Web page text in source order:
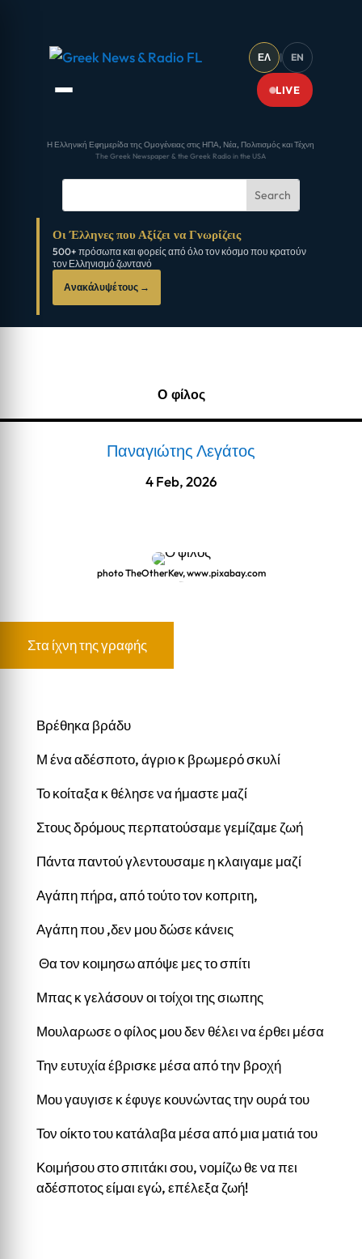
ΕΛ | EN
LIVE
Η Ελληνική Εφημερίδα της Ομογένειας στις ΗΠΑ, Νέα, Πολιτισμός και Τέχνη
The Greek Newspaper & the Greek Radio in the USA
Οι Έλληνες που Αξίζει να Γνωρίζεις
500+ πρόσωπα και φορείς από όλο τον κόσμο που κρατούν
τον Ελληνισμό ζωντανό
Ανακάλυψέ τους →
Ο φίλος
Παναγιώτης Λεγάτος
4 Feb, 2026
photo TheOtherKev, www.pixabay.com
Στα ίχνη της γραφής
Βρέθηκα βράδυ
Μ ένα αδέσποτο, άγριο κ βρωμερό σκυλί
Το κοίταξα κ θέλησε να ήμαστε μαζί
Στους δρόμους περπατούσαμε γεμίζαμε ζωή
Πάντα παντού γλεντουσαμε η κλαιγαμε μαζί
Αγάπη πήρα, από τούτο τον κοπριτη,
Αγάπη που ,δεν μου δώσε κάνεις
Θα τον κοιμησω απόψε μες το σπίτι
Μπας κ γελάσουν οι τοίχοι της σιωπης
Μουλαρωσε ο φίλος μου δεν θέλει να έρθει μέσα
Την ευτυχία έβρισκε μέσα από την βροχή
Μου γαυγισε κ έφυγε κουνώντας την ουρά του
Τον οίκτο του κατάλαβα μέσα από μια ματιά του
Κοιμήσου στο σπιτάκι σου, νομίζω θε να πει
αδέσποτος είμαι εγώ, επέλεξα ζωή!